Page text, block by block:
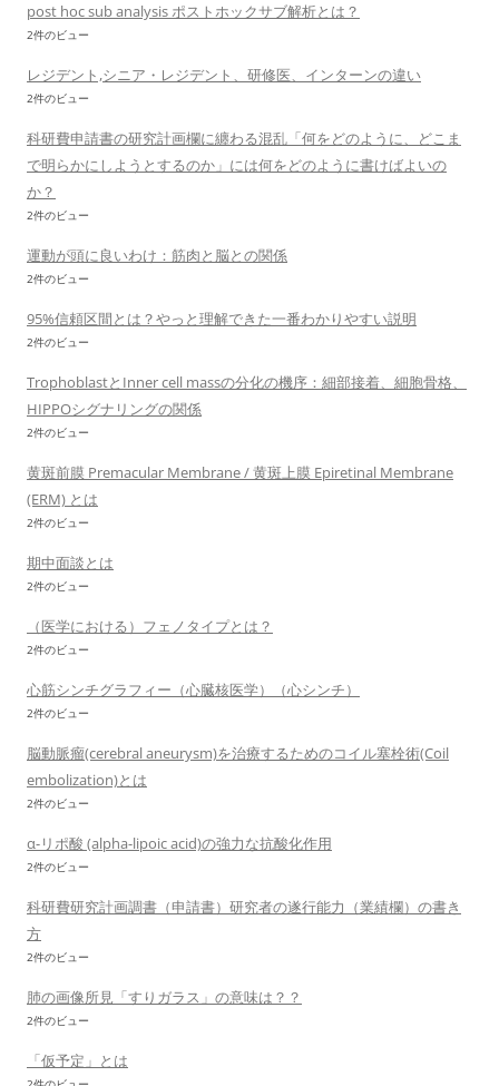
post hoc sub analysis ポストホックサブ解析とは？
2件のビュー
レジデント,シニア・レジデント、研修医、インターンの違い
2件のビュー
科研費申請書の研究計画欄に纏わる混乱「何をどのように、どこま
で明らかにしようとするのか」には何をどのように書けばよいの
か？
2件のビュー
運動が頭に良いわけ：筋肉と脳との関係
2件のビュー
95%信頼区間とは？やっと理解できた一番わかりやすい説明
2件のビュー
TrophoblastとInner cell massの分化の機序：細部接着、細胞骨格、
HIPPOシグナリングの関係
2件のビュー
黄斑前膜 Premacular Membrane / 黄斑上膜 Epiretinal Membrane
(ERM) とは
2件のビュー
期中面談とは
2件のビュー
（医学における）フェノタイプとは？
2件のビュー
心筋シンチグラフィー（心臓核医学）（心シンチ）
2件のビュー
脳動脈瘤(cerebral aneurysm)を治療するためのコイル塞栓術(Coil
embolization)とは
2件のビュー
α-リポ酸 (alpha-lipoic acid)の強力な抗酸化作用
2件のビュー
科研費研究計画調書（申請書）研究者の遂行能力（業績欄）の書き
方
2件のビュー
肺の画像所見「すりガラス」の意味は？？
2件のビュー
「仮予定」とは